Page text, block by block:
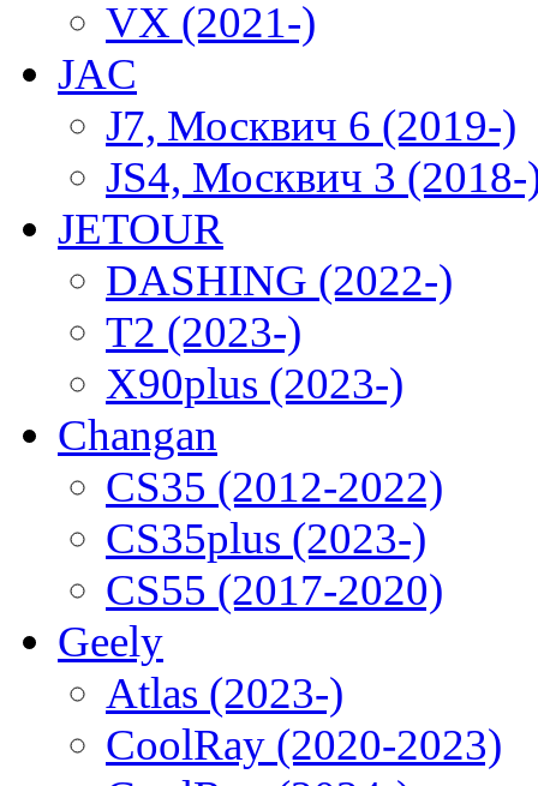
VX (2021-)
JAC
J7, Москвич 6 (2019-)
JS4, Москвич 3 (2018-
JETOUR
DASHING (2022-)
T2 (2023-)
X90plus (2023-)
Changan
CS35 (2012-2022)
CS35plus (2023-)
CS55 (2017-2020)
Geely
Atlas (2023-)
CoolRay (2020-2023)